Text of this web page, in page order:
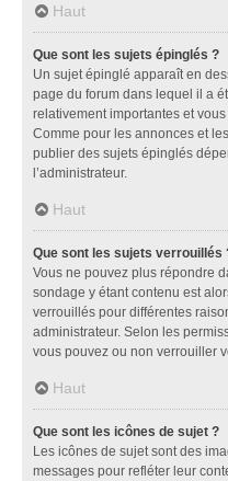
Haut
Que sont les sujets épinglés ?
Un sujet épinglé apparaît en
page du forum dans lequel il a
relativement importantes et
Comme pour les annonces et
publier des sujets épinglés
l’administrateur.
Haut
Que sont les sujets verrouillés
Vous ne pouvez plus répondre
sondage y étant contenu est
verrouillés pour différentes
administrateur. Selon les
vous pouvez ou non verrouiller
Haut
Que sont les icônes de sujet ?
Les icônes de sujet sont des
messages pour refléter leur